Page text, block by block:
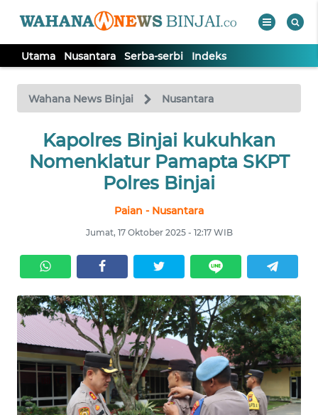
Utama Nusantara Serba-serbi Indeks
Wahana News Binjai Nusantara
Kapolres Binjai kukuhkan
Nomenklatur Pamapta SKPT
Polres Binjai
Paian - Nusantara
Jumat, 17 Oktober 2025 - 12:17 WIB
TV
Tutup
UTAMA
Informasi
INDEKS
BERITA
KONTAK
KAMI
INFO